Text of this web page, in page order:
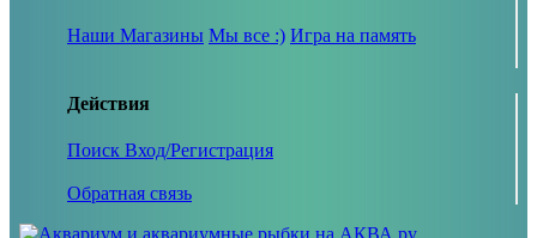
Наши Магазины Мы все :) Игра на память
Действия
Поиск Вход/Регистрация
Обратная связь